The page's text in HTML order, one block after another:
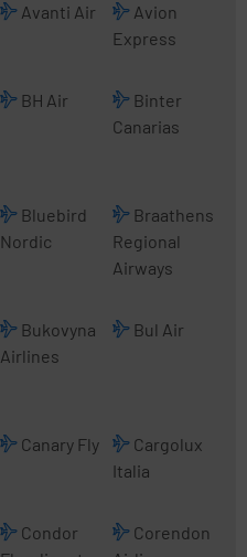
Avanti Air
Avion
Express
BH Air
Binter
Canarias
Bluebird
Nordic
Braathens
Regional
Airways
Bukovyna
Airlines
Bul Air
Canary Fly
Cargolux
Italia
Condor
Corendon